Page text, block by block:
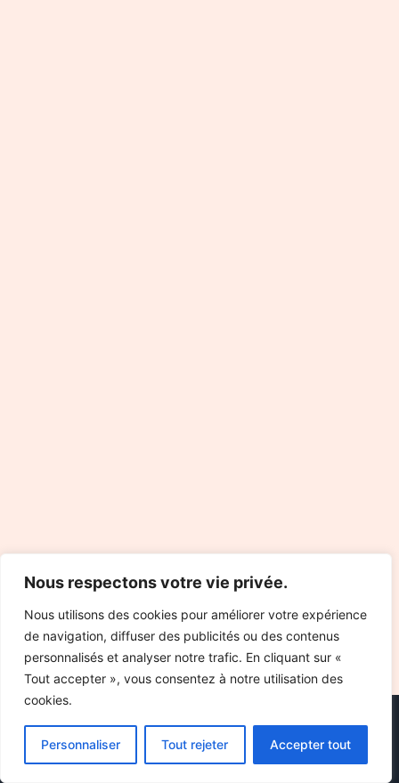
Nous respectons votre vie privée.
Nous utilisons des cookies pour améliorer votre expérience
de navigation, diffuser des publicités ou des contenus
personnalisés et analyser notre trafic. En cliquant sur «
Tout accepter », vous consentez à notre utilisation des
cookies.
Personnaliser Tout rejeter Accepter tout